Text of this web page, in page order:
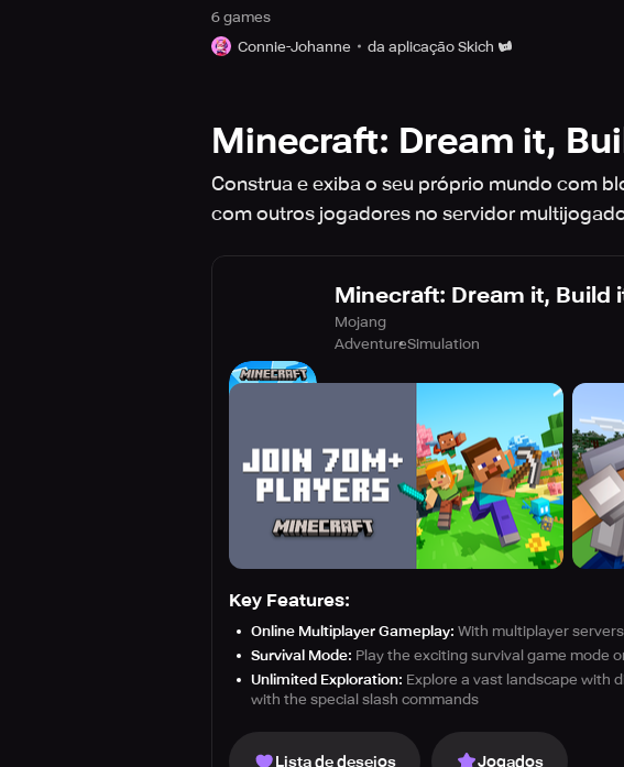
6 games
Connie-Johanne
da aplicação Skich
Minecraft: Dream it,
Construa e exiba o seu próprio mundo com
com outros jogadores no servidor
Minecraft: Dream it, Build
Mojang
AdventureSimulation
Key Features:
Online Multiplayer Gameplay: With multiplayer
Survival Mode: Play the exciting survival game mode
Unlimited Exploration: Explore a vast landscape with
with the special slash commands
Lista de desejos Jogados